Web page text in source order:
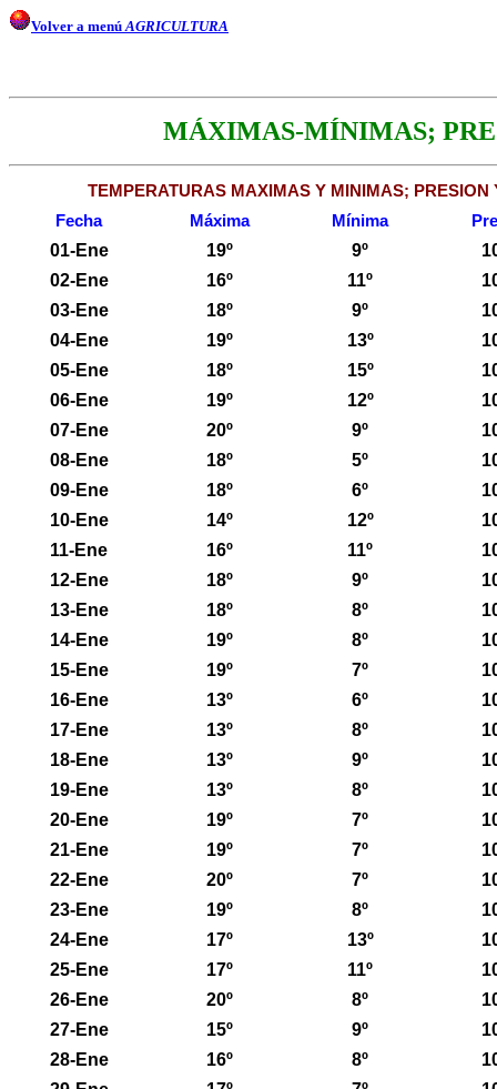
Volver a menúAGRICULTURA
MÁXIMAS-MÍNIMAS;
TEMPERATURAS MAXIMAS Y MINIMAS; PRESION
Fecha
Máxima Mínima
01-Ene 19º 9º
02-Ene
16º 11º
03-Ene
18º 9º
04-Ene
19º 13º
05-Ene
18º 15º
06-Ene
19º 12º
07-Ene
20º 9º
08-Ene
18º 5º
09-Ene
18º 6º
10-Ene
14º 12º
11-Ene
16º 11º
12-Ene
18º 9º
13-Ene
18º 8º
14-Ene
19º 8º
15-Ene
19º 7º
16-Ene
13º 6º
17-Ene
13º 8º
18-Ene
13º 9º
19-Ene
13º 8º
20-Ene
19º 7º
21-Ene
19º 7º
22-Ene
20º 7º
23-Ene
19º 8º
24-Ene
17º 13º
25-Ene
17º 11º
26-Ene
20º 8º
27-Ene
15º 9º
28-Ene
16º 8º